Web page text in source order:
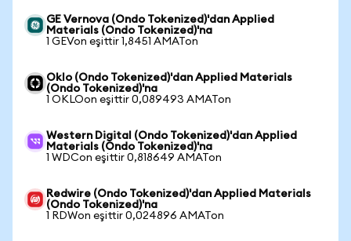
GE Vernova (Ondo Tokenized)'dan Applied
Materials (Ondo Tokenized)'na
1 GEVon eşittir 1,8451 AMATon
Oklo (Ondo Tokenized)'dan Applied Materials
(Ondo Tokenized)'na
1 OKLOon eşittir 0,089493 AMATon
Western Digital (Ondo Tokenized)'dan Applied
Materials (Ondo Tokenized)'na
1 WDCon eşittir 0,818649 AMATon
Redwire (Ondo Tokenized)'dan Applied Materials
(Ondo Tokenized)'na
1 RDWon eşittir 0,024896 AMATon